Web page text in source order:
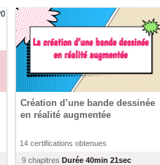
Création d’une bande dessinée
en réalité augmentée
14 certifications obtenues
9 chapitres Durée 40min 21sec